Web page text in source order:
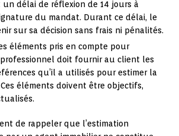
délai de réflexion de 14 jours à
du mandat. Durant ce délai, le
sur sa décision sans frais ni pénalités.
éléments pris en compte pour
professionnel doit fournir au client les
qu’il a utilisés pour estimer la
éléments doivent être objectifs,
de rappeler que l’estimation